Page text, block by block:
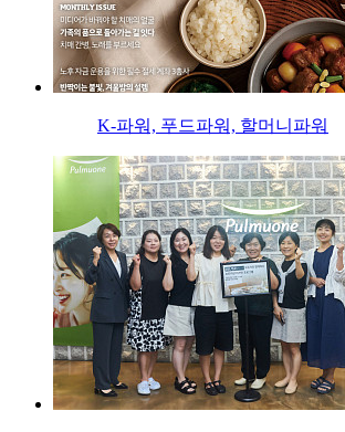
K-파워, 푸드파워, 할머니파워